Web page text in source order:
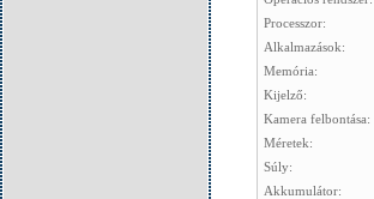
Processzor:
Alkalmazások:
Memória:
Kijelző:
Kamera felbontása:
Méretek:
Súly:
Akkumulátor: